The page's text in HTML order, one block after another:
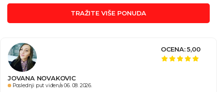
TRAŽITE VIŠE PONUDA
JOVANA NOVAKOVIC
Poslednji put viđen/a 06. 08. 2026.
OCENA: 5,00